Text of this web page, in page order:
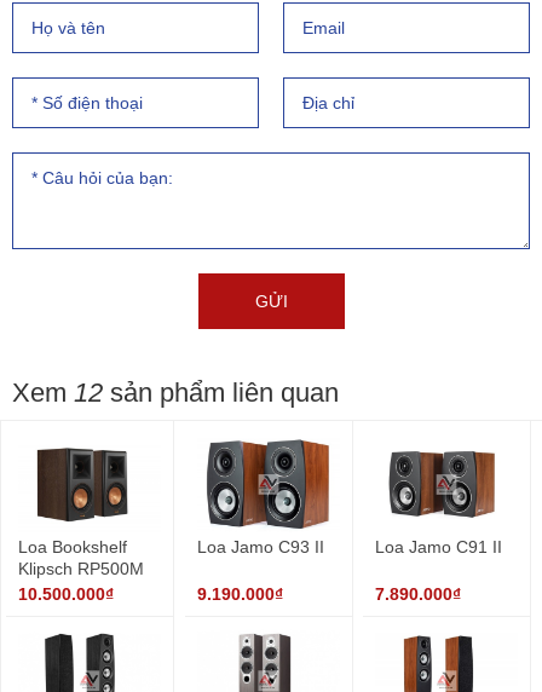
Xem 12 sản phẩm liên quan
Loa Bookshelf
Klipsch RP500M
10.500.000₫
Loa Jamo C93 II
9.190.000₫
Loa Jamo C91 II
7.890.000₫